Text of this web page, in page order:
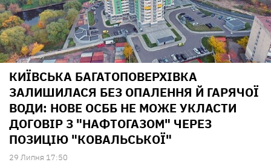
КИЇВСЬКА БАГАТОПОВЕРХІВКА
ЗАЛИШИЛАСЯ БЕЗ ОПАЛЕННЯ Й ГАРЯЧОЇ
ВОДИ: НОВЕ ОСББ НЕ МОЖЕ УКЛАСТИ
ДОГОВІР З "НАФТОГАЗОМ" ЧЕРЕЗ
ПОЗИЦІЮ "КОВАЛЬСЬКОЇ"
29 Липня 17:50